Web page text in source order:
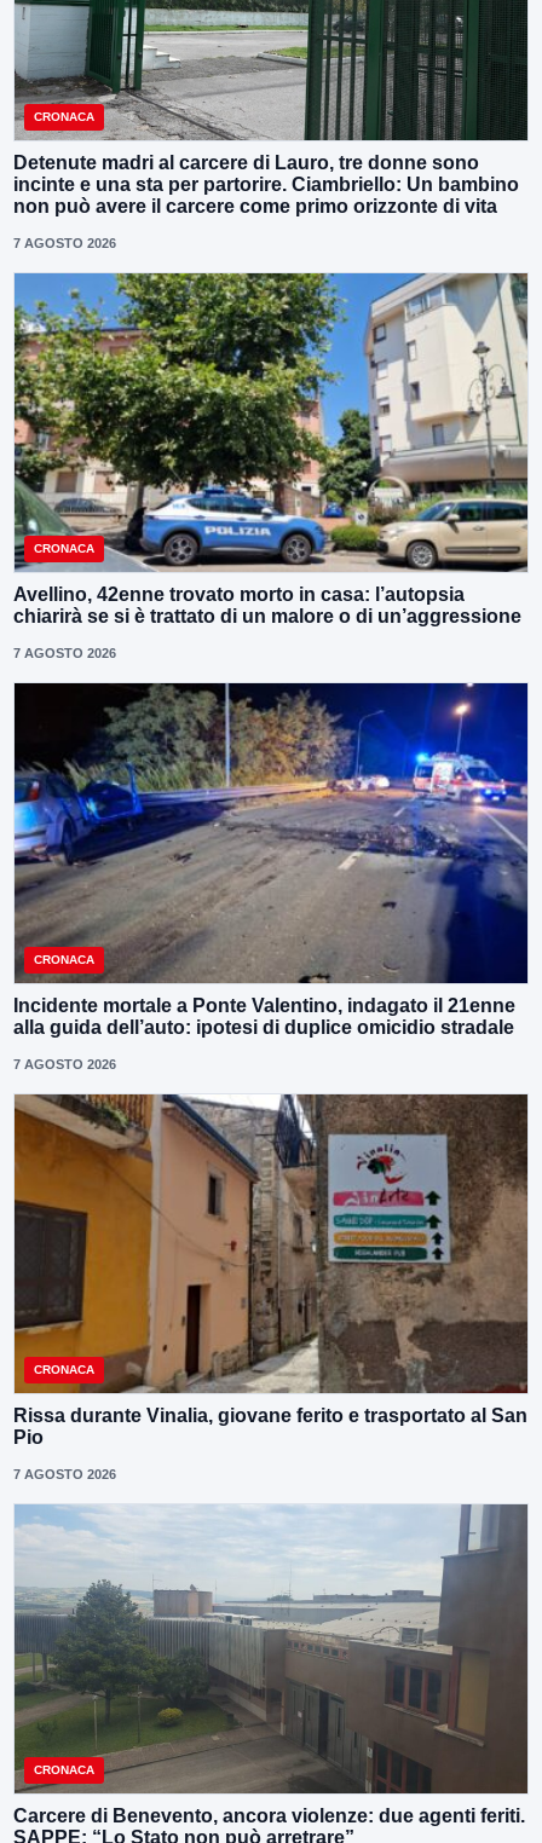
CRONACA
Detenute madri al carcere di Lauro, tre donne sono
incinte e una sta per partorire. Ciambriello: Un bambino
non può avere il carcere come primo orizzonte di vita
7 AGOSTO 2026
CRONACA
Avellino, 42enne trovato morto in casa: l’autopsia
chiarirà se si è trattato di un malore o di un’aggressione
7 AGOSTO 2026
CRONACA
Incidente mortale a Ponte Valentino, indagato il 21enne
alla guida dell’auto: ipotesi di duplice omicidio stradale
7 AGOSTO 2026
CRONACA
Rissa durante Vinalia, giovane ferito e trasportato al San
Pio
7 AGOSTO 2026
CRONACA
Carcere di Benevento, ancora violenze: due agenti feriti.
SAPPE: “Lo Stato non può arretrare”